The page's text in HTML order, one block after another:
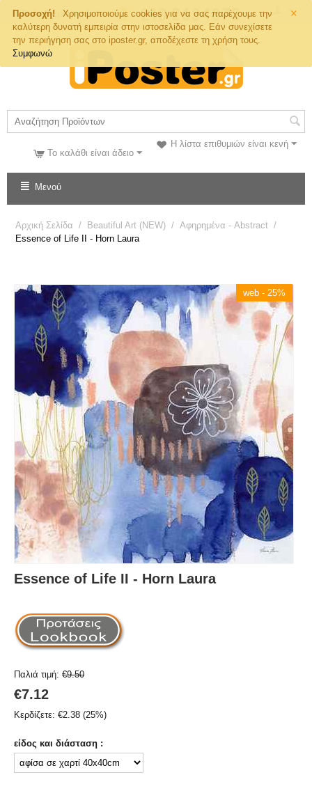
×
Προσοχή!
Χρησιμοποιούμε cookies για να σας παρέχουμε την
καλύτερη δυνατή εμπειρία στην ιστοσελίδα μας. Εάν συνεχίσετε
την περιήγηση σας στο iposter.gr, αποδέχεστε τη χρήση τους.
Συμφωνώ
Τηλ. Παραγγελιών
Η λίστα επιθυμιών είναι κενή
Το καλάθι είναι άδειο
Μενού
Αρχική Σελίδα / Beautiful Art (NEW) / Αφηρημένα - Abstract /
Essence of Life II - Horn Laura
web - 25%
Essence of Life II - Horn Laura
Παλιά τιμή: €9.50
€7.12
Κερδίζετε: €2.38 (25%)
είδος και διάσταση :